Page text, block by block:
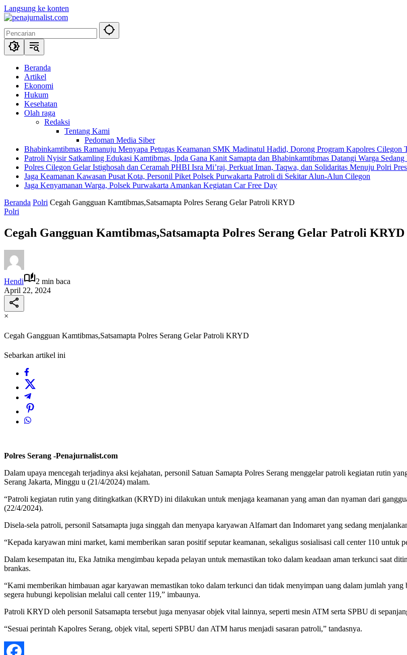
Langsung ke konten
Beranda
Artikel
Ekonomi
Hukum
Kesehatan
Olah raga
Redaksi
Tentang Kami
Pedoman Media Siber
Bhabinkamtibmas Ramanuju Menyapa Petugas Keamanan SMK Madinatul Hadid, Dorong Program Kapolres Cilegon
Patroli Nyisir Satkamling Edukasi Kamtibmas, Ipda Gana Kanit Samapta dan Bhabinkamtibmas Datangi Warga Sedang
Polres Cilegon Gelar Istighosah dan Ceramah PHBI Isra Mi’raj, Perkuat Iman, Taqwa, dan Solidaritas Menuju Polri
Jaga Keamanan Kawasan Pusat Kota, Personil Piket Polsek Purwakarta Patroli di Sekitar Alun-Alun Cilegon
Jaga Kenyamanan Warga, Polsek Purwakarta Amankan Kegiatan Car Free Day
Beranda Polri Cegah Gangguan Kamtibmas,Satsamapta Polres Serang Gelar Patroli KRYD
Polri
Cegah Gangguan Kamtibmas,Satsamapta Polres Serang Gelar Patroli KRYD
Hendi
2 min baca
April 22, 2024
×
Cegah Gangguan Kamtibmas,Satsamapta Polres Serang Gelar Patroli KRYD
Sebarkan artikel ini
Polres Serang -Penajurnalist.com
Dalam upaya mencegah terjadinya aksi kejahatan, personil Satuan Samapta Polres Serang menggelar patroli kegiatan rutin
Serang Jakarta, Minggu u (21/4/2024) malam.
“Patroli kegiatan rutin yang ditingkatkan (KRYD) ini dilakukan untuk menjaga keamanan yang aman dan nyaman dari
(22/4/2024).
Disela-sela patroli, personil Satsamapta juga singgah dan menyapa karyawan Alfamart dan Indomaret yang sedang
“Kepada karyawan mini market, kami memberikan saran positif seputar keamanan, sekaligus sosialisasi call center 110 untuk
Dalam kesempatan itu, Eka Jatnika mengimbau kepada pelayan untuk memastikan toko dalam keadaan aman terkunci saat
brankas.
“Kami memberikan himbauan agar karyawan memastikan toko dalam terkunci dan tidak menyimpan uang dalam jumlah
segera hubungi kepolisian melalui call center 119,” imbaunya.
Patroli KRYD oleh personil Satsamapta tersebut juga menyasar objek vital lainnya, seperti mesin ATM serta SPBU di
“Sesuai perintah Kapolres Serang, objek vital, seperti SPBU dan ATM harus menjadi sasaran patroli,” tandasnya.